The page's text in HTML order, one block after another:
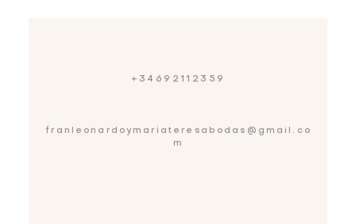
+34692112359
franleonardoymariateresabodas@gmail.co
m